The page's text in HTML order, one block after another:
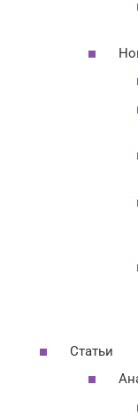
Статьи